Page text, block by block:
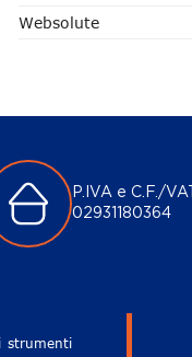
Websolute
P.IVA e C.F./VAT
02931180364
strumenti